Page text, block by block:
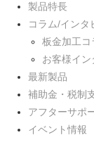
製品特長
コラム/インタ
板金加工コ
お客様イン
最新製品
補助金・税制
アフターサポ
イベント情報